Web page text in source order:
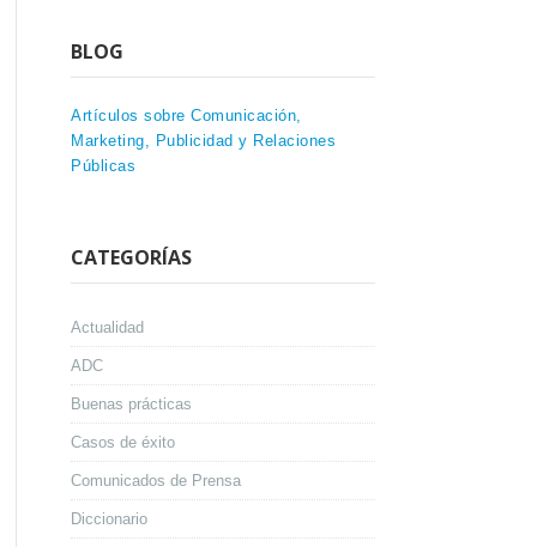
BLOG
Artículos sobre Comunicación,
Marketing, Publicidad y Relaciones
Públicas
CATEGORÍAS
Actualidad
ADC
Buenas prácticas
Casos de éxito
Comunicados de Prensa
Diccionario